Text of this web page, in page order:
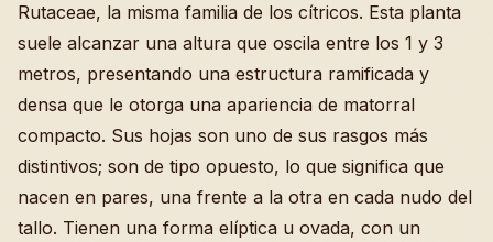
Rutaceae, la misma familia de los cítricos. Esta planta
suele alcanzar una altura que oscila entre los 1 y 3
metros, presentando una estructura ramificada y
densa que le otorga una apariencia de matorral
compacto. Sus hojas son uno de sus rasgos más
distintivos; son de tipo opuesto, lo que significa que
nacen en pares, una frente a la otra en cada nudo del
tallo. Tienen una forma elíptica u ovada, con un